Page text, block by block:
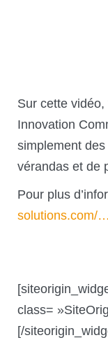
Sur cette
Innovation
simplement
vérandas et de
Pour plus
solutions.com/
class=
[/